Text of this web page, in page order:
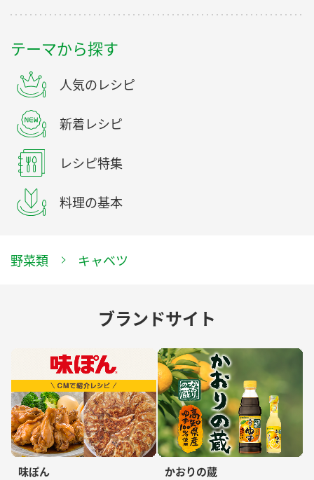
テーマから探す
人気のレシピ
新着レシピ
レシピ特集
料理の基本
野菜類 キャベツ
ブランドサイト
味ぽん かおりの蔵